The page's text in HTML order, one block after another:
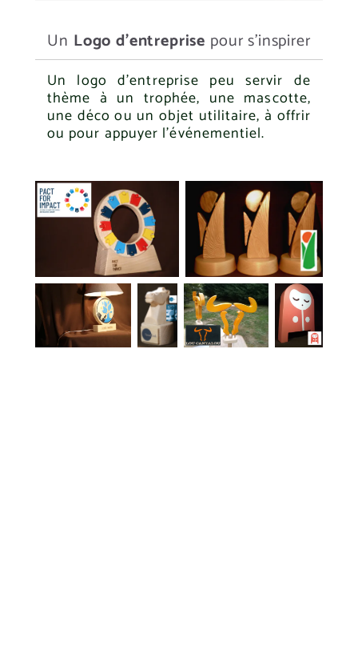
Un Logo d'entreprise pour s'inspirer
Un logo d'entreprise peu servir de
thème à un trophée, une mascotte,
une déco ou un objet utilitaire, à offrir
ou pour appuyer l’événementiel.